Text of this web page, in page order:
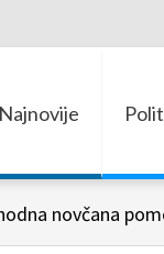
Najnovije
novčana